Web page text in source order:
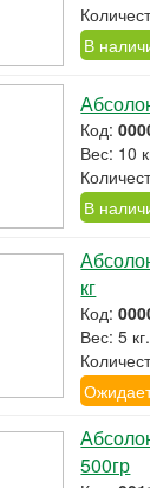
В
Код:
Вес: 10
В
кг
Код:
Вес: 5 кг.
500гр